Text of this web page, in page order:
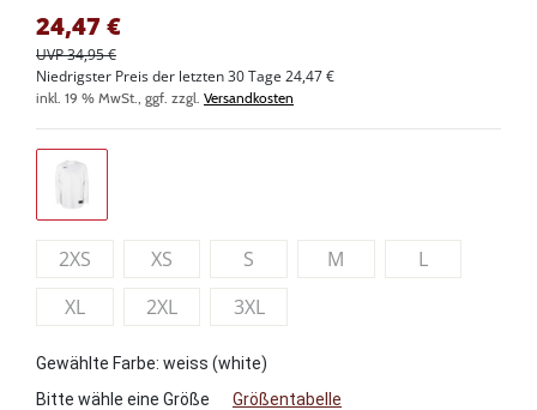
24,47 €
UVP 34,95 €
Niedrigster Preis der letzten 30 Tage 24,47 €
inkl. 19 % MwSt., ggf. zzgl. Versandkosten
2XS XS S M
L
XL
2XL 3XL
Gewählte Farbe: weiss (white)
Bitte wähle eine Größe
Größentabelle